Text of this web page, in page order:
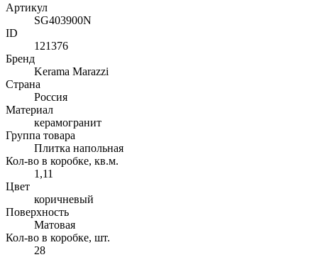
Артикул
SG403900N
ID
121376
Бренд
Kerama Marazzi
Страна
Россия
Материал
керамогранит
Группа товара
Плитка напольная
Кол-во в коробке, кв.м.
1,11
Цвет
коричневый
Поверхность
Матовая
Кол-во в коробке, шт.
28